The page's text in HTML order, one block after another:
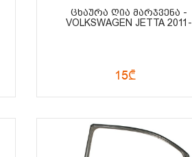
ᲪᲮᲐᲣᲠᲐ ᲦᲘᲐ ᲛᲐᲠᲯᲕᲔᲜᲐ -
VOLKSWAGEN JETTA 2011-
15₾